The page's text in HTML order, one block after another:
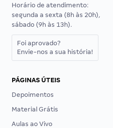
Horário de atendimento:
segunda a sexta (8h às 20h),
sábado (9h às 13h).
Foi aprovado?
Envie-nos a sua história!
PÁGINAS ÚTEIS
Depoimentos
Material Grátis
Aulas ao Vivo